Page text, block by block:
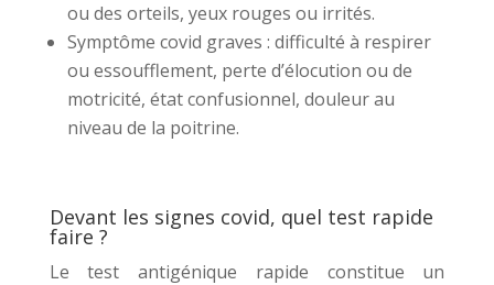
ou des orteils, yeux rouges ou irrités.
Symptôme covid graves : difficulté à respirer
ou essoufflement, perte d’élocution ou de
motricité, état confusionnel, douleur au
niveau de la poitrine.
Devant les signes covid, quel test rapide
faire ?
Le test antigénique rapide constitue un